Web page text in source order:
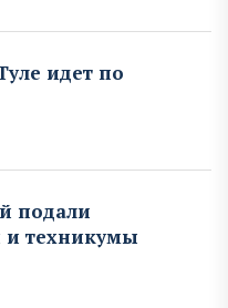
идет по
подали
и техникумы